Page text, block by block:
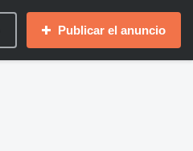
Publicar el anuncio